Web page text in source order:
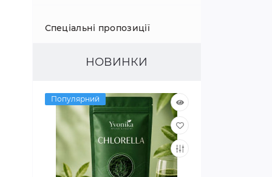
Як покращити слух
Цікаві факти про наш організм
Покращуємо зір
Спеціальні пропозиції
НОВИНКИ
Популярний